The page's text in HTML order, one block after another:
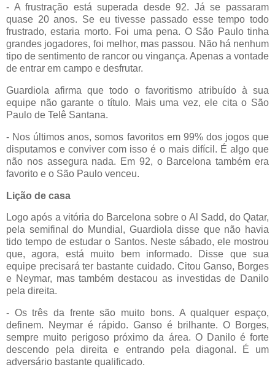
- A frustração está superada desde 92. Já se passaram
quase 20 anos. Se eu tivesse passado esse tempo todo
frustrado, estaria morto. Foi uma pena. O São Paulo tinha
grandes jogadores, foi melhor, mas passou. Não há nenhum
tipo de sentimento de rancor ou vingança. Apenas a vontade
de entrar em campo e desfrutar.
Guardiola afirma que todo o favoritismo atribuído à sua
equipe não garante o título. Mais uma vez, ele cita o São
Paulo de Telê Santana.
- Nos últimos anos, somos favoritos em 99% dos jogos que
disputamos e conviver com isso é o mais difícil. É algo que
não nos assegura nada. Em 92, o Barcelona também era
favorito e o São Paulo venceu.
Lição de casa
Logo após a vitória do Barcelona sobre o Al Sadd, do Qatar,
pela semifinal do Mundial, Guardiola disse que não havia
tido tempo de estudar o Santos. Neste sábado, ele mostrou
que, agora, está muito bem informado. Disse que sua
equipe precisará ter bastante cuidado. Citou Ganso, Borges
e Neymar, mas também destacou as investidas de Danilo
pela direita.
- Os três da frente são muito bons. A qualquer espaço,
definem. Neymar é rápido. Ganso é brilhante. O Borges,
sempre muito perigoso próximo da área. O Danilo é forte
descendo pela direita e entrando pela diagonal. É um
adversário bastante qualificado.